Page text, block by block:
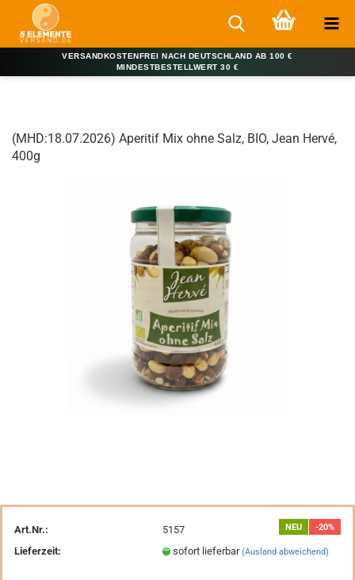
VERSANDKOSTENFREI NACH DEUTSCHLAND AB 100 €
MINDESTBESTELLWERT 30 €
(MHD:18.07.2026) Aperitif Mix ohne Salz, BIO, Jean Hervé,
400g
NEU -20%
Art.Nr.:
5157
Lieferzeit:
sofort lieferbar(Ausland abweichend)